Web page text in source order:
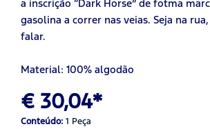
a inscrição “Dark Horse” de fotma
gasolina a correr nas veias. Seja na
falar.
Material: 100% algodão
€ 30,04*
Conteúdo:1 Peça